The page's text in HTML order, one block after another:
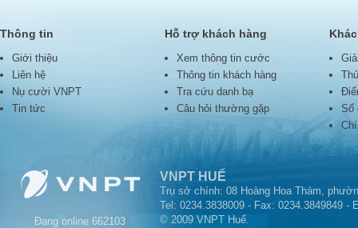
Thông tin
Giới thiệu
Liên hệ
Nụ cười VNPT
Tin tức
Hỗ trợ khách hàng
Xem thông tin cước
Thông tin khách hàng
Tra cứu danh bạ
Câu hỏi thường gặp
Số
Đang online 662103
VNPT HUẾ
Trụ sở chính: 08 Hoàng Hoa Thám,
Tel: 0234.3838009 - Fax: 0234.3849849 -
© 2009 VNPT Huế.